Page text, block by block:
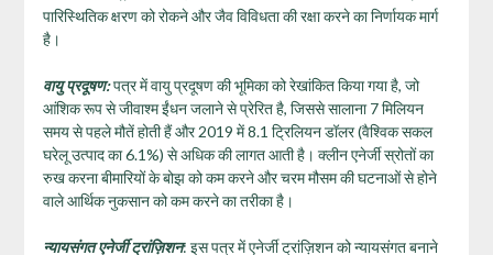
पारिस्थितिक क्षरण को रोकने और जैव विविधता की रक्षा करने का निर्णायक मार्ग
है।
वायु प्रदूषण:पत्र में वायु प्रदूषण की भूमिका को रेखांकित किया गया है, जो
आंशिक रूप से जीवाश्म ईंधन जलाने से प्रेरित है, जिससे सालाना 7 मिलियन
समय से पहले मौतें होती हैं और 2019 में 8.1 ट्रिलियन डॉलर (वैश्विक सकल
घरेलू उत्पाद का 6.1%) से अधिक की लागत आती है। क्लीन एनेर्जी स्रोतों का
रुख करना बीमारियों के बोझ को कम करने और चरम मौसम की घटनाओं से होने
वाले आर्थिक नुकसान को कम करने का तरीका है।
न्यायसंगत एनेर्जी ट्रांज़िशन: इस पत्र में एनेर्जी ट्रांज़िशन को न्यायसंगत बनाने